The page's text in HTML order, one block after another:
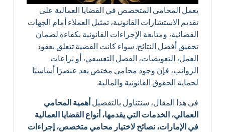
يعمل المحامي المتخصص في القضايا العمالية على
تقديم الاستشارات القانونية، تمثيل العملاء أمام الجهات
القضائية، ومتابعة الإجراءات القانونية بكفاءة لضمان
تحقيق أفضل النتائج. سواء كانت القضية تتعلق بعقود
العمل، التعويضات، الفصل التعسفي، أو نزاعات
الرواتب، فإن وجود محامي مختص يعد عنصرًا أساسيًا
لحماية الحقوق القانونية والمالية.
في هذا المقال، سنتناول بالتفصيل أهمية المحامي
العمالي، الخدمات التي يقدمها، أنواع القضايا العمالية
في الإمارات، نصائح لاختيار محامي متخصص، إجراءات